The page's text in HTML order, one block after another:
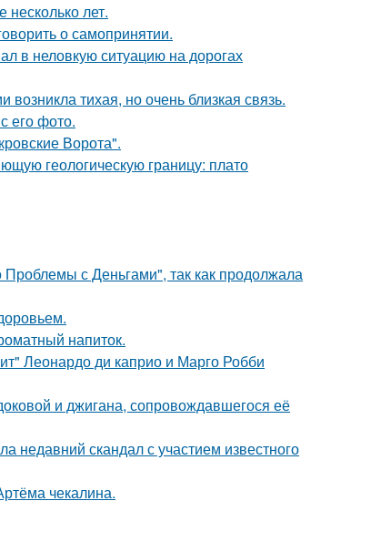
несколько лет.
о самопринятии.
в неловкую ситуацию на дорогах
тихая, но очень близкая связь.
его фото.
Ворота".
геологическую границу: плато
с Деньгами", так как продолжала
напиток.
Леонардо ди каприо и Марго Робби
и джигана, сопровождавшегося её
скандал с участием известного
чекалина.